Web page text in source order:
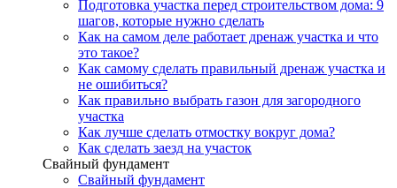
Подготовка участка перед строительством дома: 9
шагов, которые нужно сделать
Как на самом деле работает дренаж участка и что
это такое?
Как самому сделать правильный дренаж участка и
не ошибиться?
Как правильно выбрать газон для загородного
участка
Как лучше сделать отмостку вокруг дома?
Как сделать заезд на участок
Свайный фундамент
Свайный фундамент